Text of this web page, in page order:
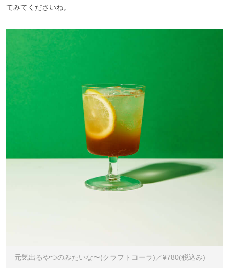
てみてくださいね。
元気出るやつのみたいな〜(クラフトコーラ)／¥780(税込み)